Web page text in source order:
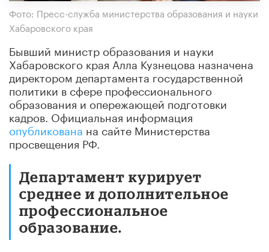
Фото: Пресс-служба министерства образования и науки
Хабаровского края
Бывший министр образования и науки
Хабаровского края Алла Кузнецова назначена
директором департамента государственной
политики в сфере профессионального
образования и опережающей подготовки
кадров. Официальная информация
опубликована на сайте Министерства
просвещения РФ.
Департамент курирует
среднее и дополнительное
профессиональное
образование.